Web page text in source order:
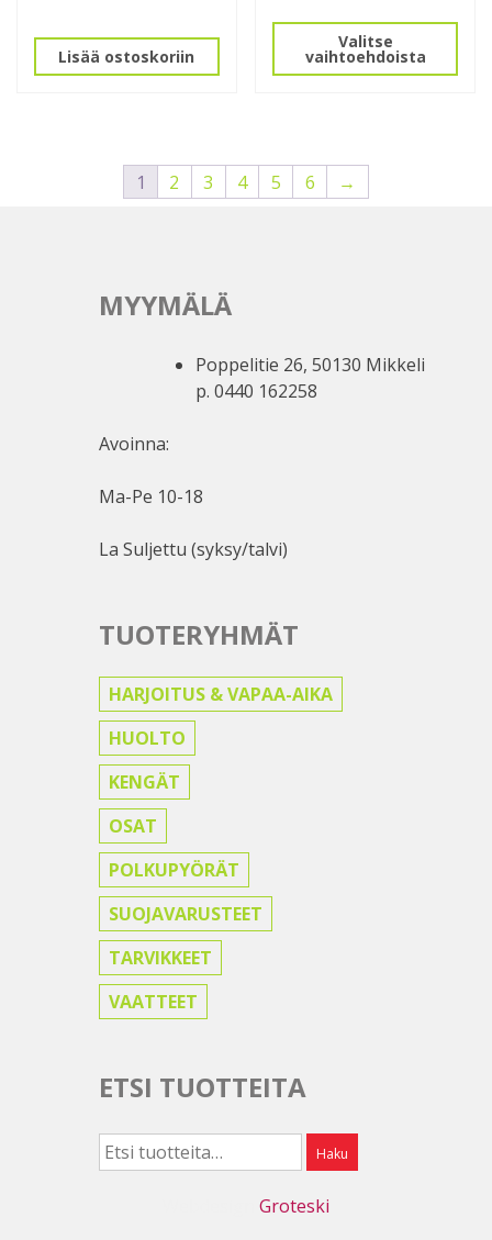
Lisää ostoskoriin
Valitse
vaihtoehdoista
tuotteella
tehdä
valinnat
1 2 3 4 5 6 →
MYYMÄLÄ
Poppelitie 26, 50130 Mikkeli
p. 0440 162258
Avoinna:
Ma-Pe 10-18
La Suljettu (syksy/talvi)
TUOTERYHMÄT
HARJOITUS & VAPAA-AIKA
HUOLTO
KENGÄT
OSAT
POLKUPYÖRÄT
SUOJAVARUSTEET
TARVIKKEET
VAATTEET
ETSI TUOTTEITA
Etsi: Haku
Groteski